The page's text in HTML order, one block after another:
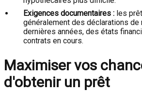
Exigences documentaires : les
généralement des déclarations de
dernières années, des états
contrats en cours.
Maximiser vos
d'obtenir un prêt